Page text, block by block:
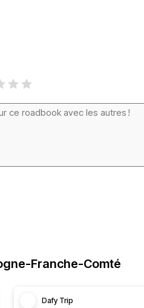
Franche-Comté
Dafy Trip